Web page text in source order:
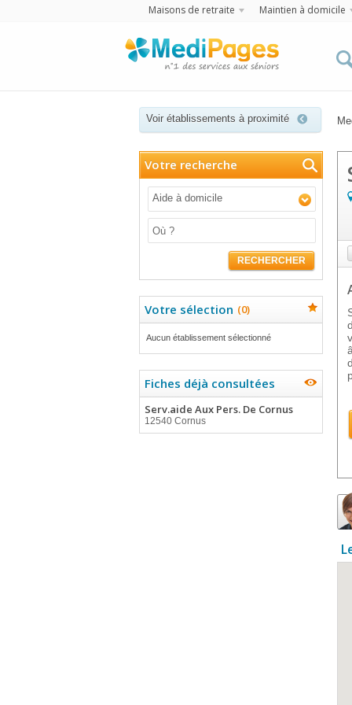
Maisons de retraite Maintien à domicile
Voir établissements à proximité
Votre recherche
Aide à domicile
RECHERCHER
Votre sélection (0)
Aucun établissement sélectionné
Fiches déjà consultées
Serv.aide Aux Pers. De Cornus
12540 Cornus